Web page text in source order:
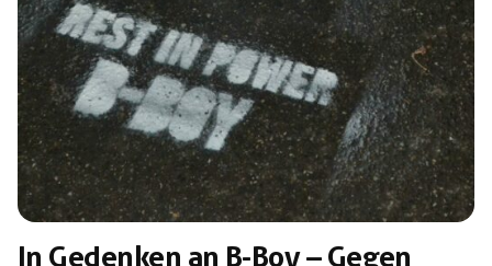
In Gedenken an B-Boy – Gegen